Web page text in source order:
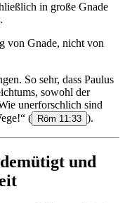
in große Gnade
von Gnade, nicht von
So sehr, dass Paulus
sowohl der
unerforschlich sind
( Röm 11:33 ).
und